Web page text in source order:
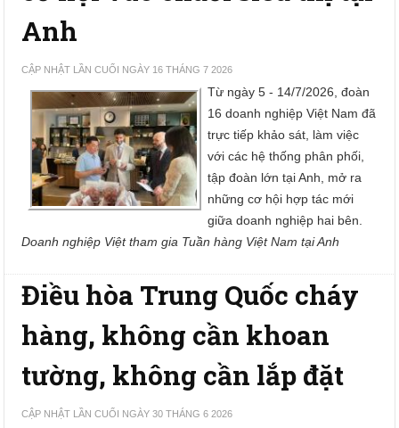
Anh
CẬP NHẬT LẦN CUỐI NGÀY 16 THÁNG 7 2026
Từ ngày 5 - 14/7/2026, đoàn
16 doanh nghiệp Việt Nam đã
trực tiếp khảo sát, làm việc
với các hệ thống phân phối,
tập đoàn lớn tại Anh, mở ra
những cơ hội hợp tác mới
giữa doanh nghiệp hai bên.
Doanh nghiệp Việt tham gia Tuần hàng Việt Nam tại Anh
Điều hòa Trung Quốc cháy
hàng, không cần khoan
tường, không cần lắp đặt
CẬP NHẬT LẦN CUỐI NGÀY 30 THÁNG 6 2026